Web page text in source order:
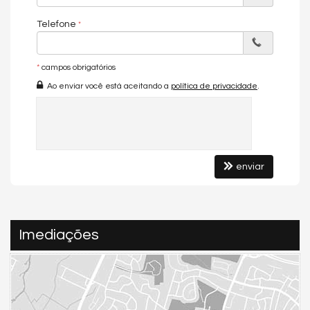
Não deixe escapar esta oportunidade. Terreno com essas
características são extremamente limitados e valorizam
sentir a energia e visualizar o potencial ilimitado deste terreno
no Reserva da Praia.
"Você sonha em construir o lar perfeito, onde cada amanhecer é um
espetáculo e o luxo se encontra com a natureza? A sua busca
O Reserva da Praia é mais que um condomínio; é um refúgio de
alto padrão, desenhado para quem não abre mão de
exclusividade, segurança e lazer incomparável. Aqui, você e
sua família desfrutarão de uma infraestrutura que redefine o
conceito de viver bem:
Piscina de Borda Infinita Frente Mar: Mergulhe em um cenário
Telefone
* campos obrigatórios
Ao enviar você está aceitando a política de privacidade
enviar
Imediações